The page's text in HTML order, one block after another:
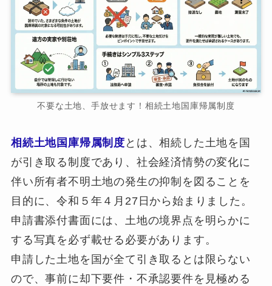
不要な土地、手放せます！相続土地国庫帰属制度
相続土地国庫帰属制度 とは、相続した土地を国
が引き取る制度であり、社会経済情勢の変化に
伴い所有者不明土地の発生の抑制を図ることを
目的に、令和５年４月27日から始まりました。
申請書添付書面には、土地の境界点を明らかに
する写真を必ず載せる必要があります。
申請した土地を国が全て引き取るとは限らない
ので、事前に却下要件・不承認要件を見極める